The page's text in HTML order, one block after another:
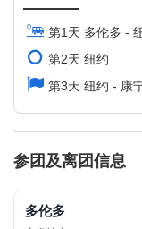
第1天 多伦多 -
第2天 纽约
第3天 纽约 - 康
参团及离团信息
多伦多